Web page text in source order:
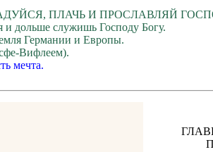
ПЛАЧЬ И ПРОСЛАВЛЯЙ
и дольше служишь Господу Богу.
Германии и Европы.
Вифлеем).
мечта.